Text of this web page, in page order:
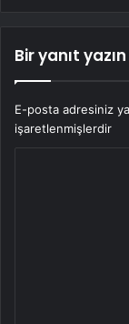
Bir yanıt yazın
E-posta adresiniz
işaretlenmişlerdir